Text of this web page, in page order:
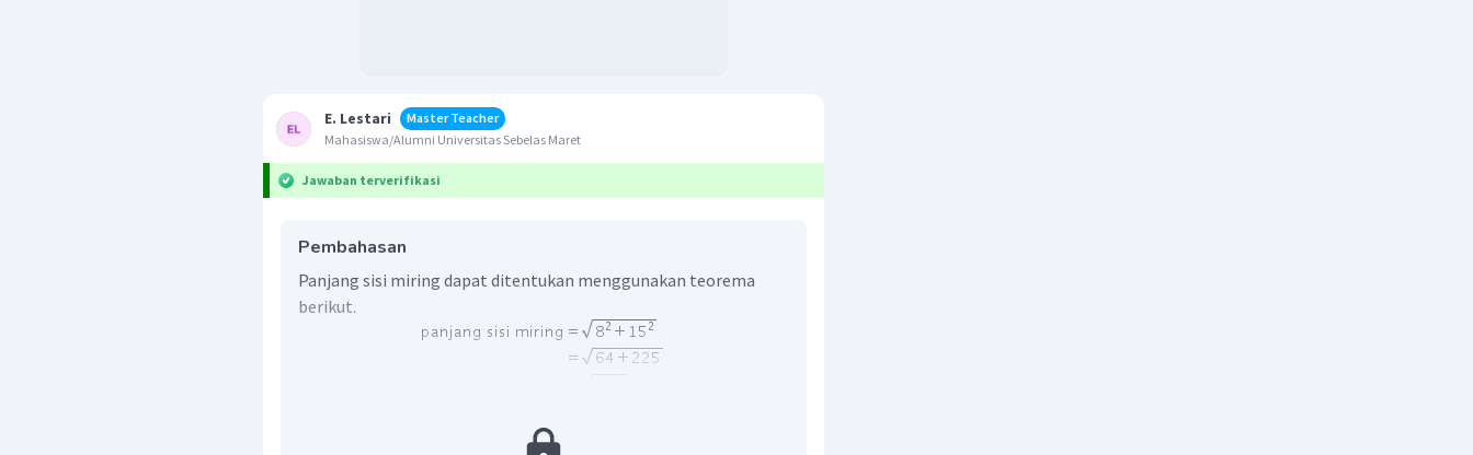
E. Lestari
Master Teacher
Mahasiswa/Alumni Universitas Sebelas Maret
Jawaban terverifikasi
Pembahasan
Panjang sisi miring dapat ditentukan menggunakan teorema
berikut.
Jadi, jawaban yang tepat adalah A